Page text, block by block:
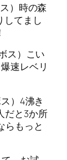
）時の森
してまし
ス）こい
速レベリ
）4沸き
だと3か所
らもっと